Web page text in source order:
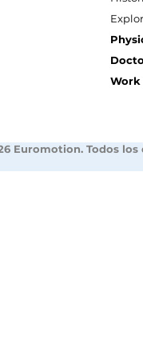
Work
Euromotion. Todos los